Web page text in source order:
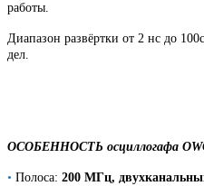
работы.
Диапазон развёртки от 2 нс до
дел.
ОСОБЕННОСТЬ осциллогафа
• Полоса: 200 МГц,